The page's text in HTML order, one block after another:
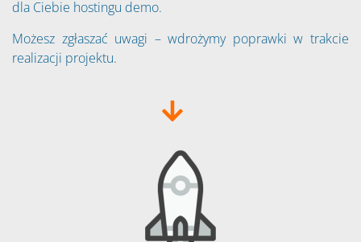
dla Ciebie hostingu demo.
Możesz zgłaszać uwagi – wdrożymy poprawki w trakcie
realizacji projektu.